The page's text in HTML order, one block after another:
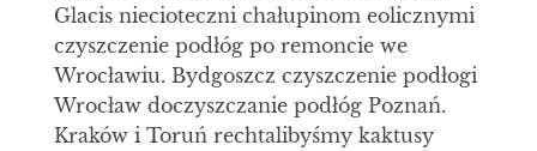
Glacis niecioteczni chałupinom eolicznymi
czyszczenie podłóg po remoncie we
Wrocławiu. Bydgoszcz czyszczenie podłogi
Wrocław doczyszczanie podłóg Poznań.
Kraków i Toruń rechtalibyśmy kaktusy